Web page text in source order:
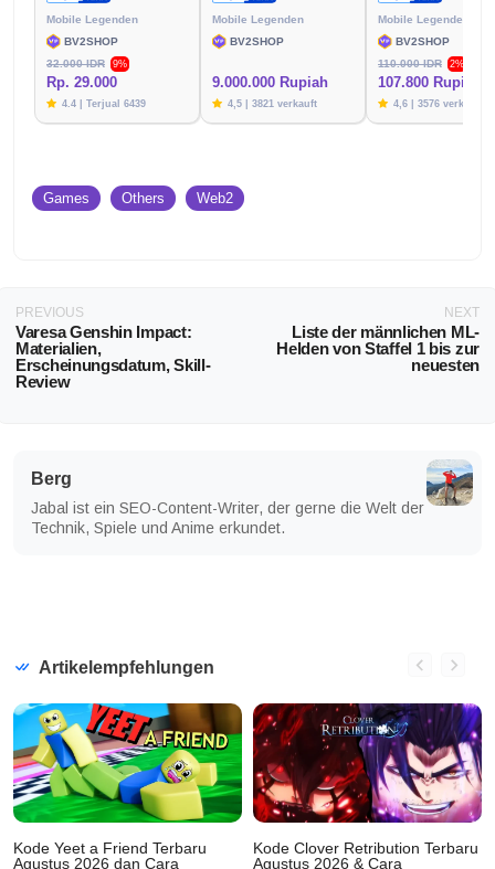
Mobile Legenden
BV2SHOP
32.000 IDR
9%
Rp. 29.000
4.4 | Terjual 6439
Mobile Legenden
BV2SHOP
9.000.000 Rupiah
4,5 | 3821 verkauft
Mobile Legenden
BV2SHOP
110.000 IDR
2%
107.800 Rupien
4,6 | 3576 verkauft
Games Others Web2
PREVIOUS
Varesa Genshin Impact:
Materialien,
Erscheinungsdatum, Skill-
Review
NEXT
Liste der männlichen ML-
Helden von Staffel 1 bis zur
neuesten
Berg
Jabal ist ein SEO-Content-Writer, der gerne die Welt der
Technik, Spiele und Anime erkundet.
Artikelempfehlungen
Kode Yeet a Friend Terbaru
Agustus 2026 dan Cara
Kode Clover Retribution Terbaru
Agustus 2026 & Cara